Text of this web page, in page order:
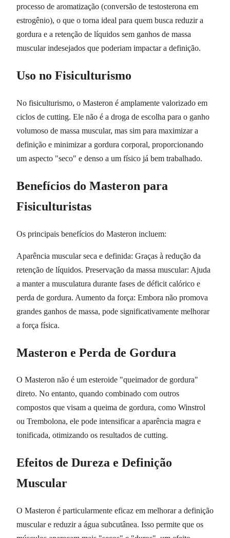
processo de aromatização (conversão de testosterona em
estrogênio), o que o torna ideal para quem busca reduzir a
gordura e a retenção de líquidos sem ganhos de massa
muscular indesejados que poderiam impactar a definição.
Uso no Fisiculturismo
No fisiculturismo, o Masteron é amplamente valorizado em
ciclos de cutting. Ele não é a droga de escolha para o ganho
volumoso de massa muscular, mas sim para maximizar a
definição e minimizar a gordura corporal, proporcionando
um aspecto "seco" e denso a um físico já bem trabalhado.
Benefícios do Masteron para
Fisiculturistas
Os principais benefícios do Masteron incluem:
Aparência muscular seca e definida: Graças à redução da
retenção de líquidos. Preservação da massa muscular: Ajuda
a manter a musculatura durante fases de déficit calórico e
perda de gordura. Aumento da força: Embora não promova
grandes ganhos de massa, pode significativamente melhorar
a força física.
Masteron e Perda de Gordura
O Masteron não é um esteroide "queimador de gordura"
direto. No entanto, quando combinado com outros
compostos que visam a queima de gordura, como Winstrol
ou Trembolona, ele pode intensificar a aparência magra e
tonificada, otimizando os resultados de cutting.
Efeitos de Dureza e Definição
Muscular
O Masteron é particularmente eficaz em melhorar a definição
muscular e reduzir a água subcutânea. Isso permite que os